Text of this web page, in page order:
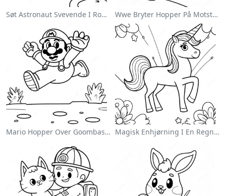
Søt Astronaut Svevende I Rommet Fargeleggingsside Wwe Bryter Hopper På Motstander Fargeleggingsside
Mario Hopper Over Goombas Fargeleggingsside Magisk Enhjørning I En Regnbue Fargeleggingsside